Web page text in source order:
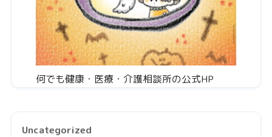
何でも健康・医療・介護相談所の公式HP
Uncategorized